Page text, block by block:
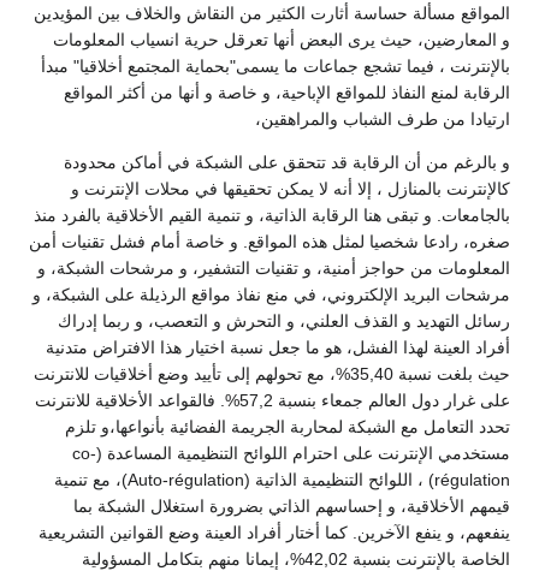
المواقع مسألة حساسة أثارت الكثير من النقاش والخلاف بين المؤيدين
و المعارضين، حيث يرى البعض أنها تعرقل حرية انسياب المعلومات
بالإنترنت ، فيما تشجع جماعات ما يسمى"بحماية المجتمع أخلاقيا" مبدأ
الرقابة لمنع النفاذ للمواقع الإباحية، و خاصة و أنها من أكثر المواقع
ارتيادا من طرف الشباب والمراهقين،
و بالرغم من أن الرقابة قد تتحقق على الشبكة في أماكن محدودة
كالإنترنت بالمنازل ، إلا أنه لا يمكن تحقيقها في محلات الإنترنت و
بالجامعات. و تبقى هنا الرقابة الذاتية، و تنمية القيم الأخلاقية بالفرد منذ
صغره، رادعا شخصيا لمثل هذه المواقع. و خاصة أمام فشل تقنيات أمن
المعلومات من حواجز أمنية، و تقنيات التشفير، و مرشحات الشبكة، و
مرشحات البريد الإلكتروني، في منع نفاذ مواقع الرذيلة على الشبكة، و
رسائل التهديد و القذف العلني، و التحرش و التعصب، و ربما إدراك
أفراد العينة لهذا الفشل، هو ما جعل نسبة اختيار هذا الافتراض متدنية
حيث بلغت نسبة 35,40%، مع تحولهم إلى تأييد وضع أخلاقيات للانترنت
على غرار دول العالم جمعاء بنسبة 57,2%. فالقواعد الأخلاقية للانترنت
تحدد التعامل مع الشبكة لمحاربة الجريمة الفضائية بأنواعها،و تلزم
مستخدمي الإنترنت على احترام اللوائح التنظيمية المساعدة (co-
régulation) ، اللوائح التنظيمية الذاتية (Auto-régulation)، مع تنمية
قيمهم الأخلاقية، و إحساسهم الذاتي بضرورة استغلال الشبكة بما
ينفعهم، و ينفع الآخرين. كما أختار أفراد العينة وضع القوانين التشريعية
الخاصة بالإنترنت بنسبة 42,02%، إيمانا منهم بتكامل المسؤولية